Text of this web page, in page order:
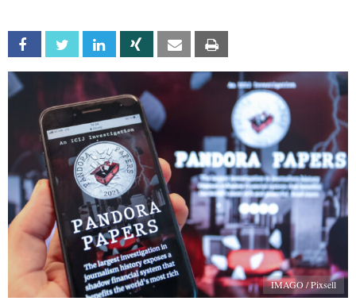
Facebook Twitter Linkedin Xing Email
IMAGO / Pixsell